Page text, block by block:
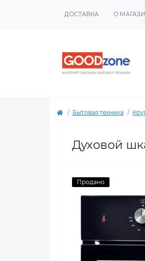
ДОСТАВКА О
Бытовая техника
Духовой
Продано